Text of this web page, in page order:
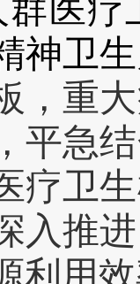
群医
神卫
，重
平急
疗卫
入推
利用